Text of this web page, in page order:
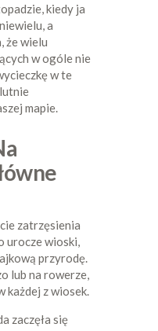
kiedy ja
a
że wielu
w ogóle nie
w te
mapie.
zatrzęsienia
urocze wioski,
przyrodę.
lub na rowerze,
każdej z wiosek.
zaczęła się